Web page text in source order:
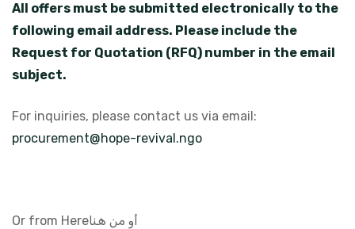
All offers must be submitted electronically to the
following email address. Please include the
Request for Quotation (RFQ) number in the email
subject.
For inquiries, please contact us via email:
procurement@hope-revival.ngo
Or from Hereأو من هنا